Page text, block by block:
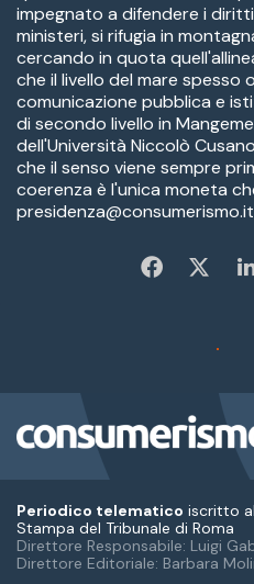
Periodico telematico iscritto
Stampa del Tribunale di Roma
Direttore Responsabile: Luigi
Direttore Editoriale: Barbara